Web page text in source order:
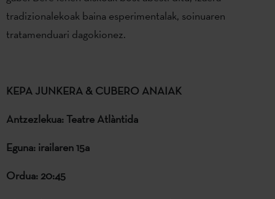
tradizionalekoak baina esperimentalak, soinuaren
tratamenduari dagokionez.
KEPA JUNKERA & CUBERO ANAIAK
Antzezlekua: Teatre Atlàntida
Eguna: irailaren 15a
Ordua: 20:45